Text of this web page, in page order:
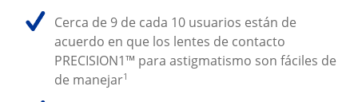
Cerca de 9 de cada 10 usuarios están de
acuerdo en que los lentes de contacto
PRECISION1™ para astigmatismo son fáciles de
de manejar1